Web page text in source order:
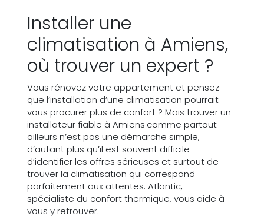
Installer une
climatisation à Amiens,
où trouver un expert ?
Vous rénovez votre appartement et pensez
que l’installation d’une climatisation pourrait
vous procurer plus de confort ? Mais trouver un
installateur fiable à Amiens comme partout
ailleurs n’est pas une démarche simple,
d’autant plus qu’il est souvent difficile
d’identifier les offres sérieuses et surtout de
trouver la climatisation qui correspond
parfaitement aux attentes. Atlantic,
spécialiste du confort thermique, vous aide à
vous y retrouver.